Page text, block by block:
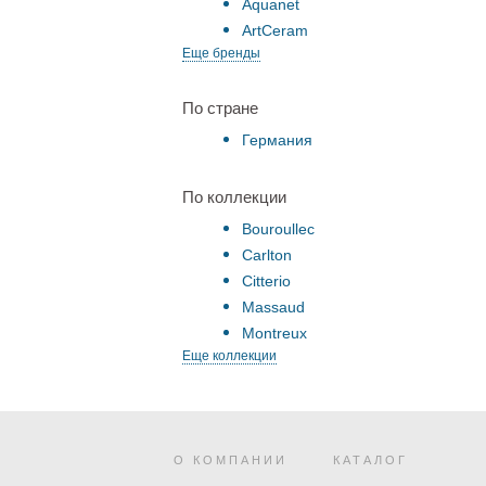
Aquanet
ArtCeram
Еще бренды
По стране
Германия
По коллекции
Bouroullec
Carlton
Citterio
Massaud
Montreux
Еще коллекции
О КОМПАНИИ КАТАЛОГ